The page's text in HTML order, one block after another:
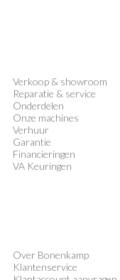
Verkoop & showroom
Reparatie & service
Onderdelen
Onze machines
Verhuur
Garantie
Financieringen
VA Keuringen
Over Bonenkamp
Klantenservice